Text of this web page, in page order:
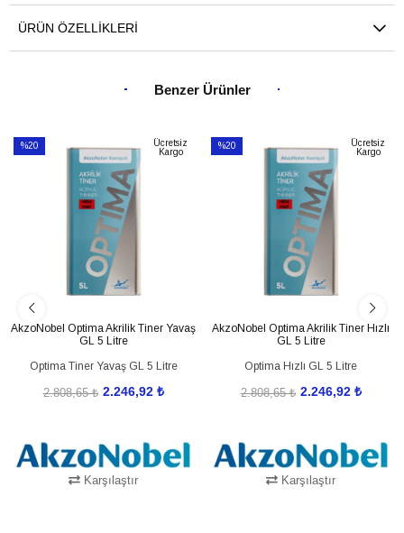
ÜRÜN ÖZELLIKLERI
Benzer Ürünler
%20
Ücretsiz
Kargo
AkzoNobel Optima Akrilik Tiner Yavaş
GL 5 Litre
Optima Tiner Yavaş GL 5 Litre
2.246,92 ₺
2.808,65 ₺
Karşılaştır
%20
Ücretsiz
Kargo
AkzoNobel Optima Akrilik Tiner Hızlı
GL 5 Litre
Optima Hızlı GL 5 Litre
2.246,92 ₺
2.808,65 ₺
Karşılaştır